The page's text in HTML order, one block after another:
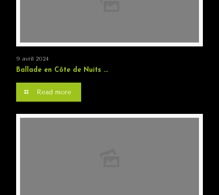
9 avril 2024
Ballade en Côte de Nuits …
Read more